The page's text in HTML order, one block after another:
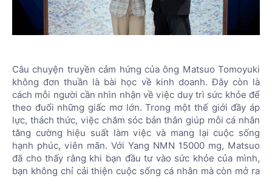
Câu chuyện truyền cảm hứng của ông Matsuo Tomoyuki
không đơn thuần là bài học về kinh doanh. Đây còn là
cách mỗi người cần nhìn nhận về việc duy trì sức khỏe để
theo đuổi những giấc mơ lớn. Trong một thế giới đầy áp
lực, thách thức, việc chăm sóc bản thân giúp mỗi cá nhân
tăng cường hiệu suất làm việc và mang lại cuộc sống
hạnh phúc, viên mãn. Với Yang NMN 15000 mg, Matsuo
đã cho thấy rằng khi bạn đầu tư vào sức khỏe của mình,
bạn không chỉ cải thiện cuộc sống cá nhân mà còn mở ra